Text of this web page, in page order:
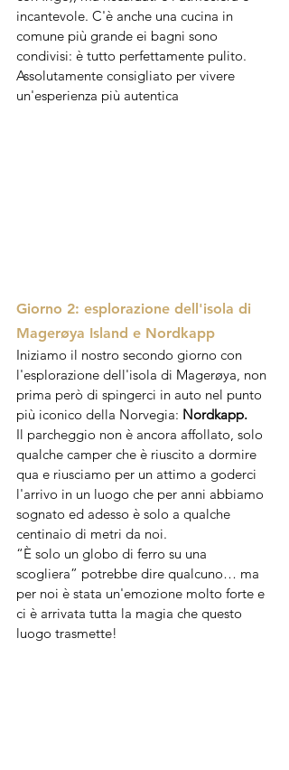
incantevole. C'è anche una cucina in
comune più grande ei bagni sono
condivisi: è tutto perfettamente pulito.
Assolutamente consigliato per vivere
un'esperienza più autentica
Giorno 2: esplorazione dell'isola di
Magerøya Island e Nordkapp
Iniziamo il nostro secondo giorno con
l'esplorazione dell'isola di Magerøya, non
prima però di spingerci in auto nel punto
più iconico della Norvegia: Nordkapp.
Il parcheggio non è ancora affollato, solo
qualche camper che è riuscito a dormire
qua e riusciamo per un attimo a goderci
l'arrivo in un luogo che per anni abbiamo
sognato ed adesso è solo a qualche
centinaio di metri da noi.
“È solo un globo di ferro su una
scogliera” potrebbe dire qualcuno… ma
per noi è stata un'emozione molto forte e
ci è arrivata tutta la magia che questo
luogo trasmette!